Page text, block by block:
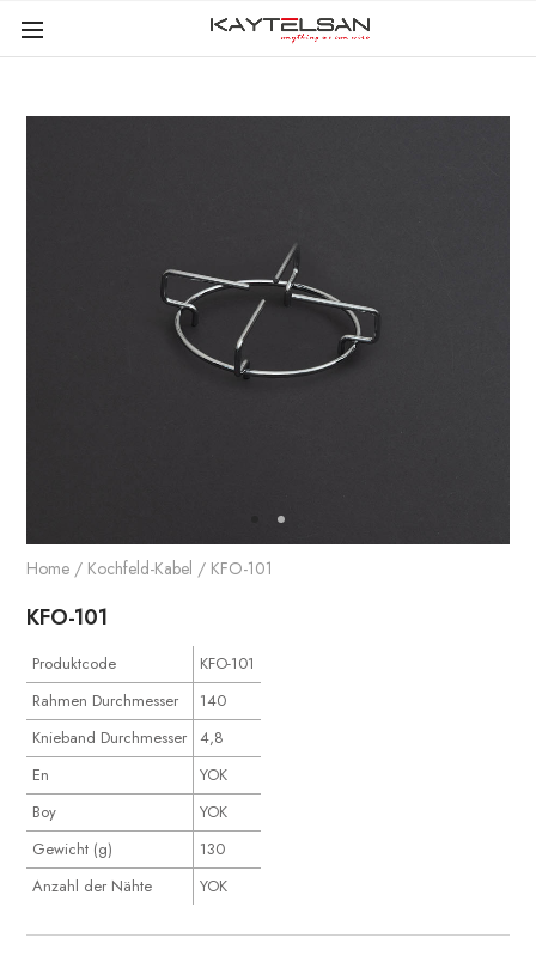
Home / Kochfeld-Kabel / KFO-101
KFO-101
Produktcode
KFO-101
Rahmen Durchmesser
140
Knieband Durchmesser
4,8
En
YOK
Boy
YOK
Gewicht (g)
130
Anzahl der Nähte
YOK